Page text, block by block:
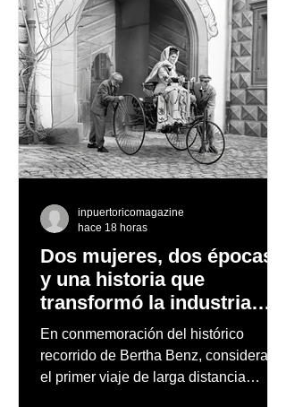
nevados en las montañas
Dos mujeres, dos épocas
y una historia que
transformó la industria
automotriz
En conmemoración del histórico
recorrido de Bertha Benz, considerado
el primer viaje de larga distancia
inpuertoricomagazine
hace 18 horas